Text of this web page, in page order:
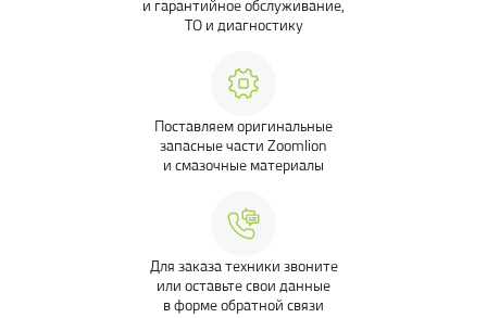
и гарантийное обслуживание,
ТО и диагностику
Поставляем оригинальные
запасные части Zoomlion
и смазочные материалы
Для заказа техники звоните
или оставьте свои данные
в форме обратной связи